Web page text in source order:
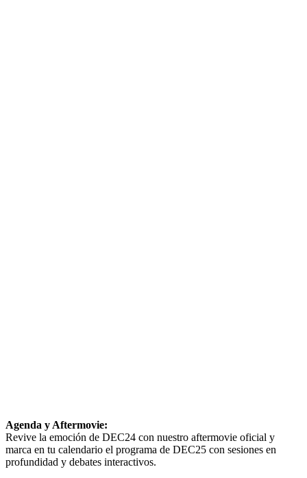
Agenda y Aftermovie:
Revive la emoción de DEC24 con nuestro aftermovie oficial y
marca en tu calendario el programa de DEC25 con sesiones en
profundidad y debates interactivos.